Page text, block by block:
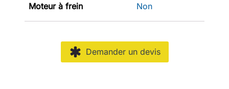
Moteur à frein Non
Demander un devis